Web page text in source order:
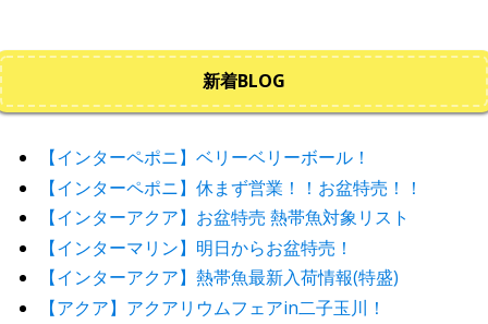
新着BLOG
【インターペポニ】ベリーベリーボール！
【インターペポニ】休まず営業！！お盆特売！！
【インターアクア】お盆特売 熱帯魚対象リスト
【インターマリン】明日からお盆特売！
【インターアクア】熱帯魚最新入荷情報(特盛)
【アクア】アクアリウムフェアin二子玉川！